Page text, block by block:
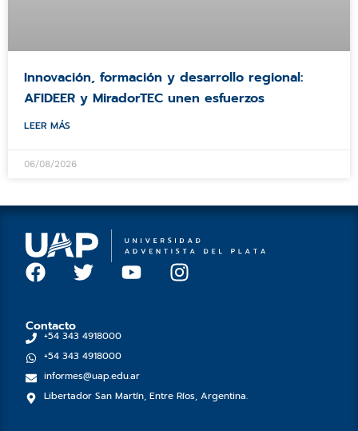
Innovación, formación y desarrollo regional:
AFIDEER y MiradorTEC unen esfuerzos
LEER MÁS
06/08/2026
F
a
e
b
o
o
T
w
t
t
e
r
Y
b
e
I
n
r
Contacto
+54 343 4918000
+54 343 4918000
informes@uap.edu.ar
Libertador San Martín, Entre Ríos, Argentina.